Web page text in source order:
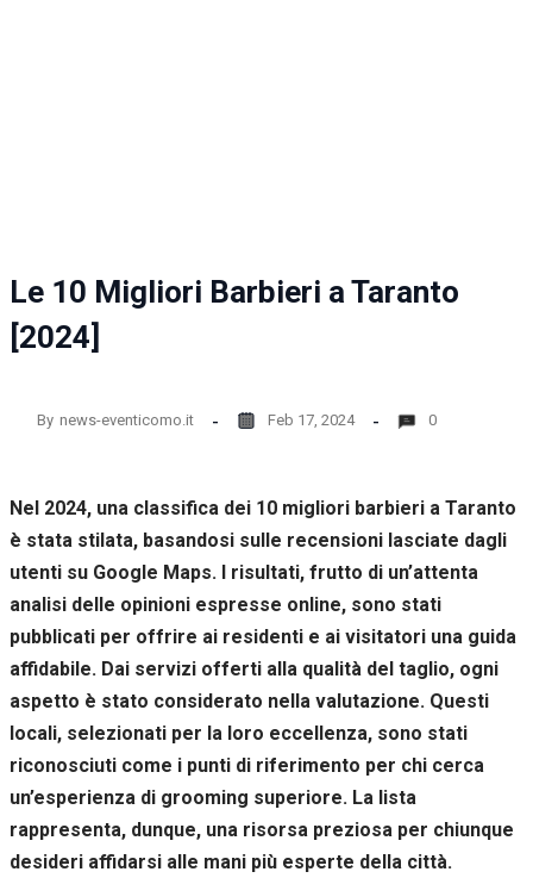
Le 10 Migliori Barbieri a Taranto
[2024]
By news-eventicomo.it Feb 17, 2024 0
Nel 2024, una classifica dei 10 migliori barbieri a Taranto
è stata stilata, basandosi sulle recensioni lasciate dagli
utenti su Google Maps. I risultati, frutto di un’attenta
analisi delle opinioni espresse online, sono stati
pubblicati per offrire ai residenti e ai visitatori una guida
affidabile. Dai servizi offerti alla qualità del taglio, ogni
aspetto è stato considerato nella valutazione. Questi
locali, selezionati per la loro eccellenza, sono stati
riconosciuti come i punti di riferimento per chi cerca
un’esperienza di grooming superiore. La lista
rappresenta, dunque, una risorsa preziosa per chiunque
desideri affidarsi alle mani più esperte della città.
Esperienza
Per
esperienza
di
sito durante
la tua visita.
Se rifiuti
questi
cookie,
alcune
funzioni del
sito non
disponibili.
Marketing
Condividendo i
tuoi interessi e il
tuo